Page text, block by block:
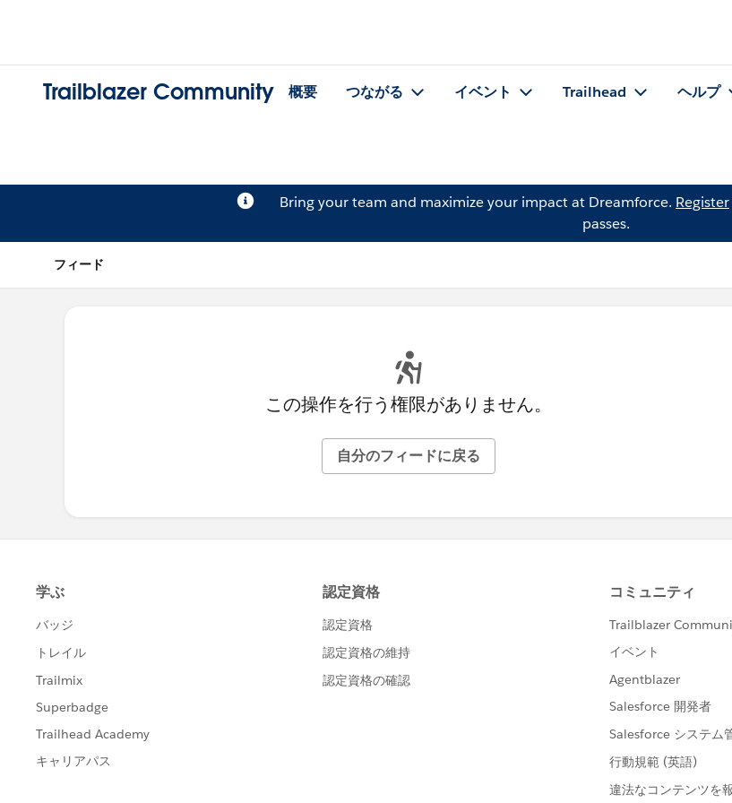
Trailblazer Community 概要 つながる イベント Trailhead ヘルプ
Bring your team and maximize your impact at Dreamforce. Register
passes.
フィード
この操作を行う権限がありません。
自分のフィードに戻る